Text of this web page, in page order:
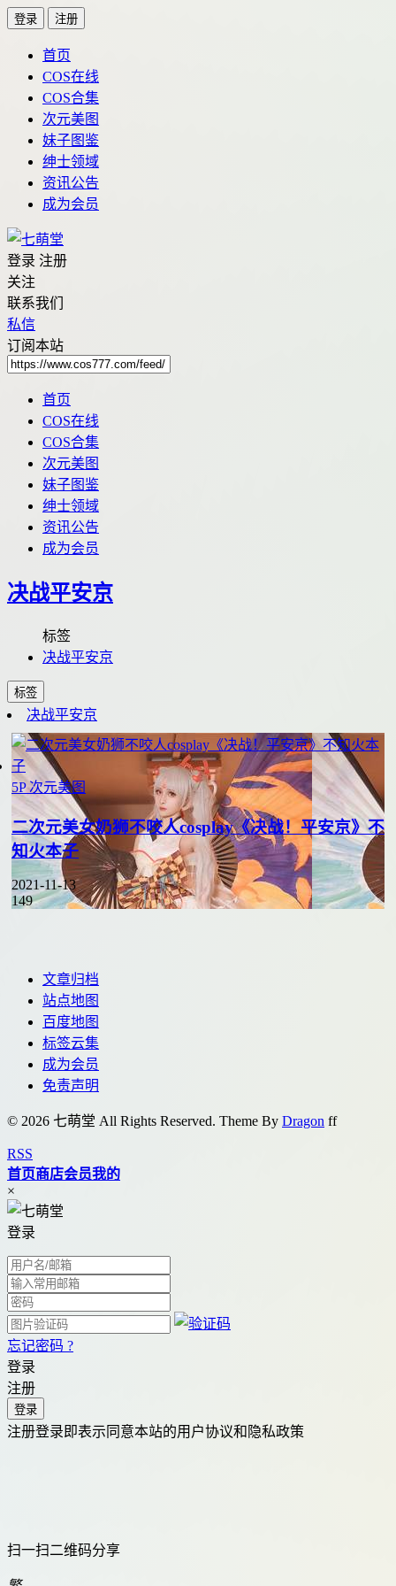
登录 注册
首页
COS在线
COS合集
次元美图
妹子图鉴
绅士领域
资讯公告
成为会员
登录 注册
关注
联系我们
私信
订阅本站
首页
COS在线
COS合集
次元美图
妹子图鉴
绅士领域
资讯公告
成为会员
决战平安京
标签
决战平安京
标签
决战平安京
5P 次元美图
二次元美女奶狮不咬人cosplay《决战！平安京》不
知火本子
2021-11-13
149
文章归档
站点地图
百度地图
标签云集
成为会员
免责声明
© 2026 七萌堂 All Rights Reserved. Theme By Dragon ff
RSS
首页商店会员我的
×
登录
忘记密码 ?
登录
注册
注册登录即表示同意本站的用户协议和隐私政策
扫一扫二维码分享